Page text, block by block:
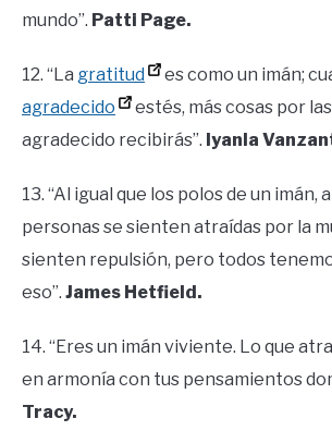
mundo”. Patti Page.
12. “La gratitud
es como un imán;
agradecido
estés, más cosas por
agradecido recibirás”. Iyanla
13. “Al igual que los polos de un imán,
personas se sienten atraídas por la
sienten repulsión, pero todos
eso”. James Hetfield.
14. “Eres un imán viviente. Lo que
en armonía con tus pensamientos
Tracy.